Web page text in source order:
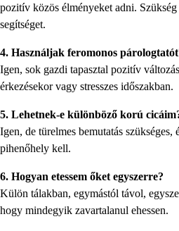
pozitív közös élményeket adni. Szükség
segítséget.
4. Használjak feromonos
Igen, sok gazdi tapasztal pozitív
érkezésekor vagy stresszes időszakban.
5. Lehetnek-e különböző korú
Igen, de türelmes bemutatás szükséges,
pihenőhely kell.
6. Hogyan etessem őket egyszerre?
Külön tálakban, egymástól távol,
hogy mindegyik zavartalanul ehessen.